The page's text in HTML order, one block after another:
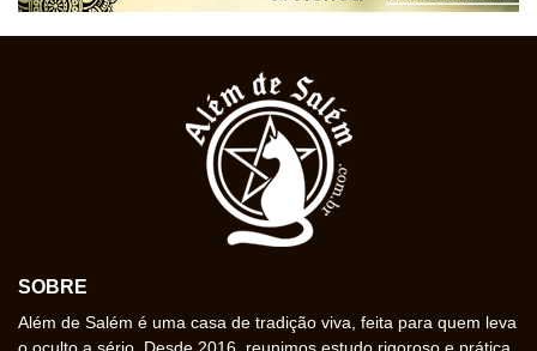
SOBRE
Além de Salém é uma casa de tradição viva, feita para quem leva